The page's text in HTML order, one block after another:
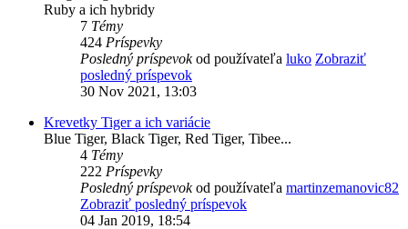
Ruby a ich hybridy
7 Témy
424 Príspevky
Posledný príspevokod používateľa luko Zobraziť
posledný príspevok
30 Nov 2021, 13:03
Krevetky Tiger a ich variácie
Blue Tiger, Black Tiger, Red Tiger, Tibee...
4 Témy
222 Príspevky
Posledný príspevokod používateľa martinzemanovic82
Zobraziť posledný príspevok
04 Jan 2019, 18:54